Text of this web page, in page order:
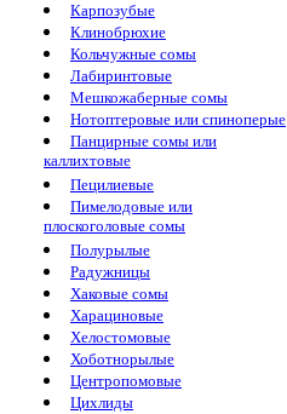
Карпозубые
Клинобрюхие
Кольчужные сомы
Лабиринтовые
Мешкожаберные сомы
Нотоптеровые или спиноперые
Панцирные сомы или
каллихтовые
Пецилиевые
Пимелодовые или
плоскоголовые сомы
Полурылые
Радужницы
Хаковые сомы
Харациновые
Хелостомовые
Хоботнорылые
Центропомовые
Цихлиды